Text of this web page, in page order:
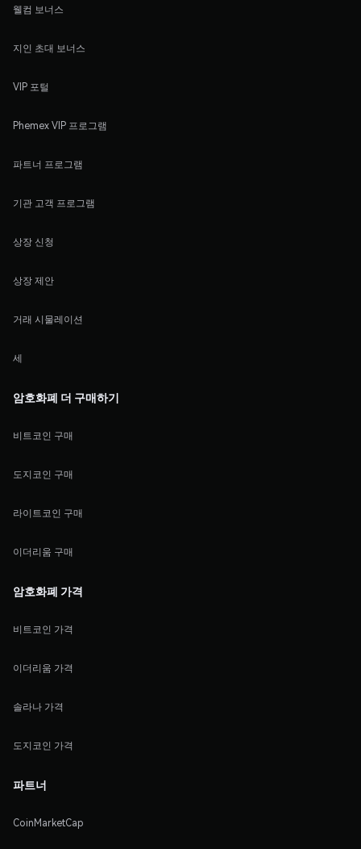
웰컴 보너스
지인 초대 보너스
VIP 포털
Phemex VIP 프로그램
파트너 프로그램
기관 고객 프로그램
상장 신청
상장 제안
거래 시물레이션
세
암호화폐 더 구매하기
비트코인 구매
도지코인 구매
라이트코인 구매
이더리움 구매
암호화폐 가격
비트코인 가격
이더리움 가격
솔라나 가격
도지코인 가격
파트너
CoinMarketCap